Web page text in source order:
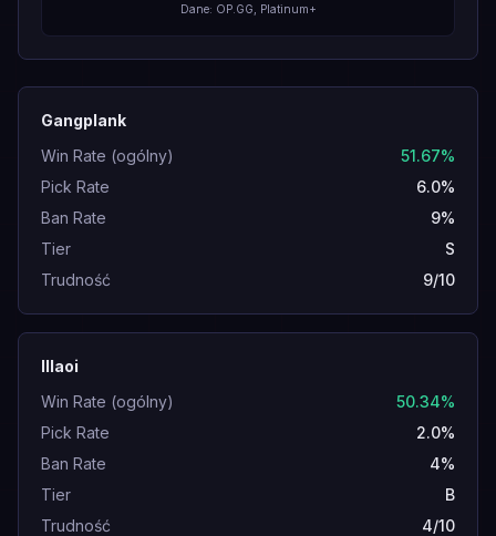
Dane: OP.GG, Platinum+
Gangplank
Win Rate (ogólny)
51.67%
Pick Rate
6.0%
Ban Rate
9%
Tier
S
Trudność
9/10
Illaoi
Win Rate (ogólny)
50.34%
Pick Rate
2.0%
Ban Rate
4%
Tier
B
Trudność
4/10